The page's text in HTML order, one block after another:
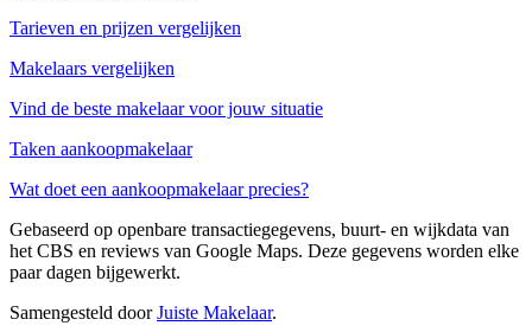
Tarieven en prijzen vergelijken
Makelaars vergelijken
Vind de beste makelaar voor jouw situatie
Taken aankoopmakelaar
Wat doet een aankoopmakelaar precies?
Gebaseerd op openbare transactiegegevens, buurt- en wijkdata van
het CBS en reviews van Google Maps. Deze gegevens worden elke
paar dagen bijgewerkt.
Samengesteld doorJuiste Makelaar.